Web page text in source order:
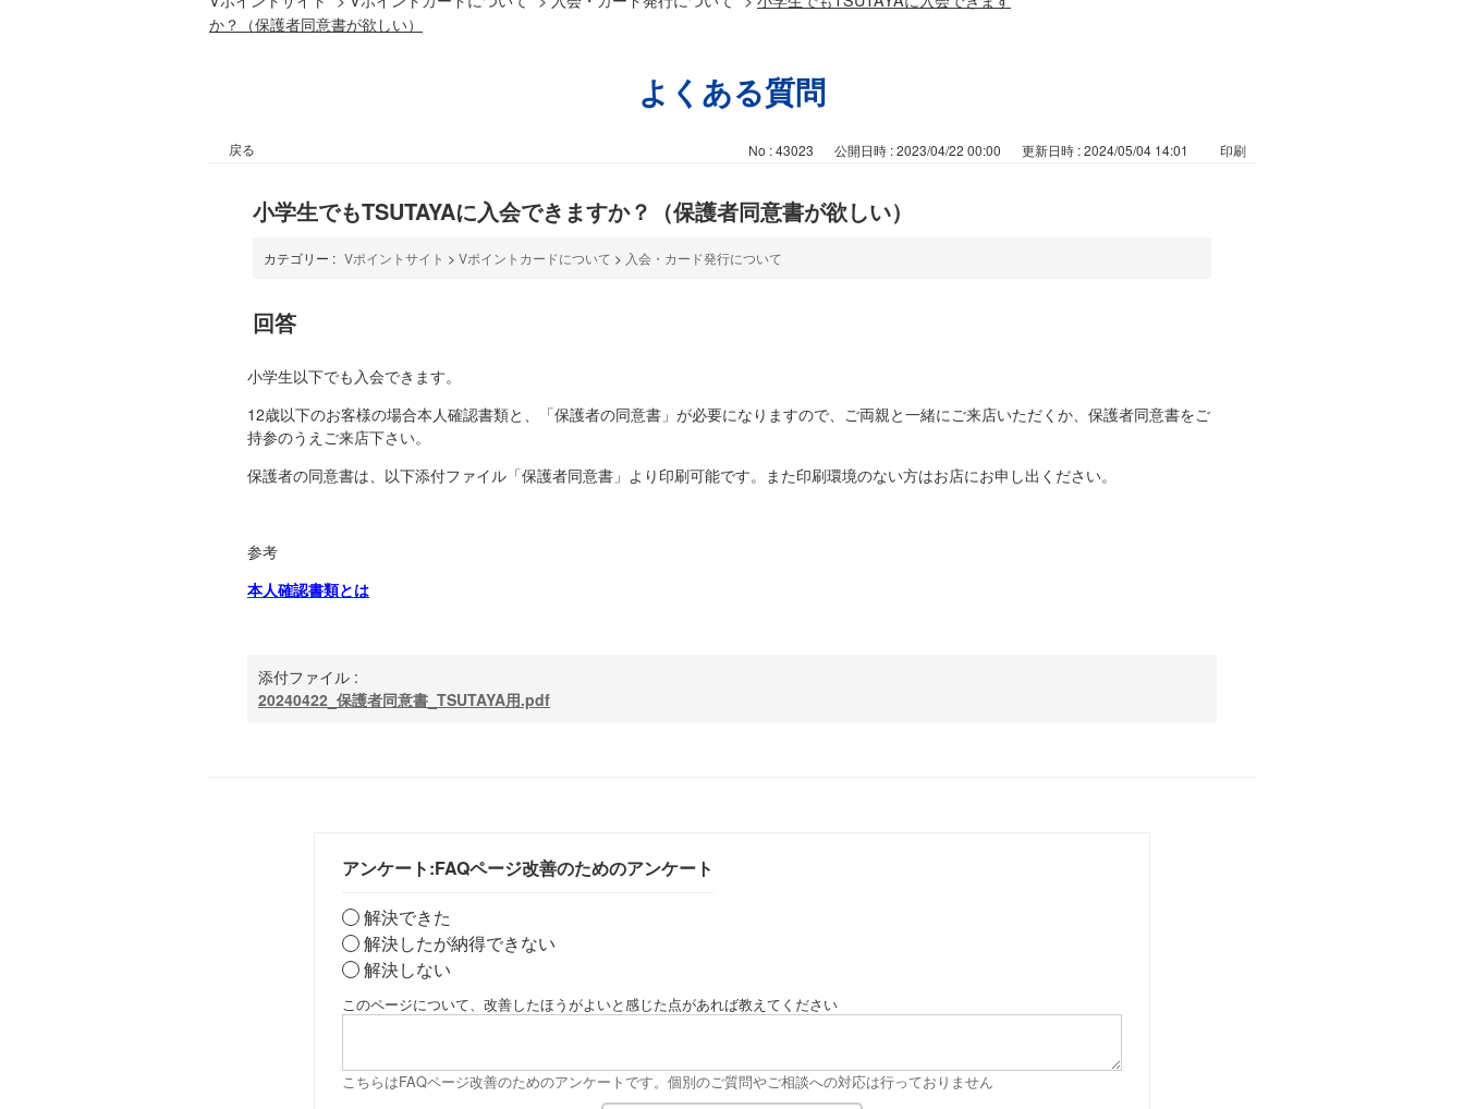
か？（保護者同意書が欲しい）
よくある質問
戻る No : 43023 公開日時 : 2023/04/22 00:00 更新日時 : 2024/05/04 14:01 印刷
小学生でもTSUTAYAに入会できますか？（保護者同意書が欲しい）
カテゴリー : Vポイントサイト > Vポイントカードについて > 入会・カード発行について
回答
小学生以下でも入会できます。
12歳以下のお客様の場合本人確認書類と、「保護者の同意書」が必要になりますので、ご両親と一緒にご来店いただくか、保護者同意書をご
持参のうえご来店下さい。
保護者の同意書は、以下添付ファイル「保護者同意書」より印刷可能です。また印刷環境のない方はお店にお申し出ください。
参考
本人確認書類とは
添付ファイル :
20240422_保護者同意書_TSUTAYA用.pdf
アンケート:FAQページ改善のためのアンケート
解決できた
解決したが納得できない
解決しない
このページについて、改善したほうがよいと感じた点があれば教えてください
こちらはFAQページ改善のためのアンケートです。個別のご質問やご相談への対応は行っておりません